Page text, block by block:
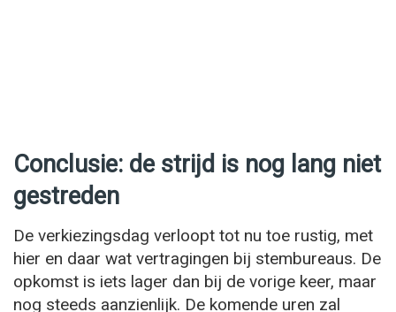
Conclusie: de strijd is nog lang niet
gestreden
De verkiezingsdag verloopt tot nu toe rustig, met
hier en daar wat vertragingen bij stembureaus. De
opkomst is iets lager dan bij de vorige keer, maar
nog steeds aanzienlijk. De komende uren zal